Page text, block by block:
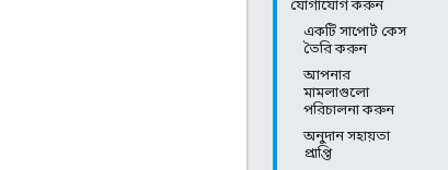
যোগাযোগ করুন
একটি সাপোর্ট কেস
তৈরি করুন
আপনার
মামলাগুলো
পরিচালনা করুন
অনুদান সহায়তা
প্রাপ্তি